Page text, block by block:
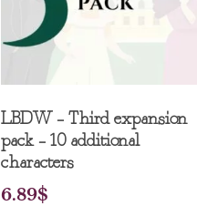
LBDW – Third expansion
pack – 10 additional
characters
6.89$